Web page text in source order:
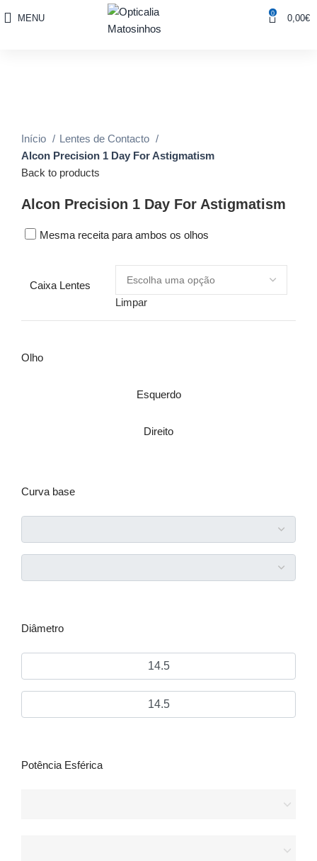
MENU 0 0,00€
Início
Lentes de Contacto
Alcon Precision 1 Day For Astigmatism
Back to products
Alcon Precision 1 Day For Astigmatism
Mesma receita para ambos os olhos
Caixa Lentes
Limpar
Olho
Esquerdo
Direito
Curva base
Diâmetro
14.5
14.5
Potência Esférica